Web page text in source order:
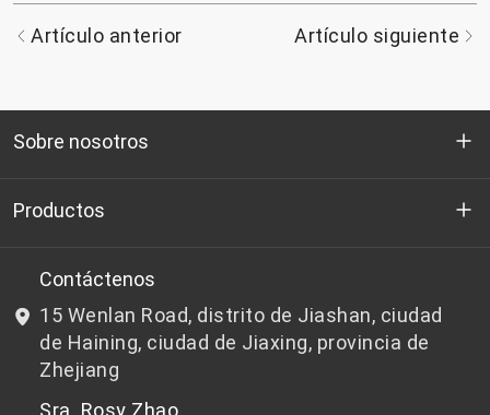
Artículo anterior Artículo siguiente
Sobre nosotros
Quienes somos
I+D
Noticias y Eventos
política de privacidad
Productos
Chips de PET aptos para botellas
Chips de PET que no son aptos para botellas
Contáctenos
15 Wenlan Road, distrito de Jiashan, ciudad
de Haining, ciudad de Jiaxing, provincia de
Zhejiang
Sra. Rosy Zhao